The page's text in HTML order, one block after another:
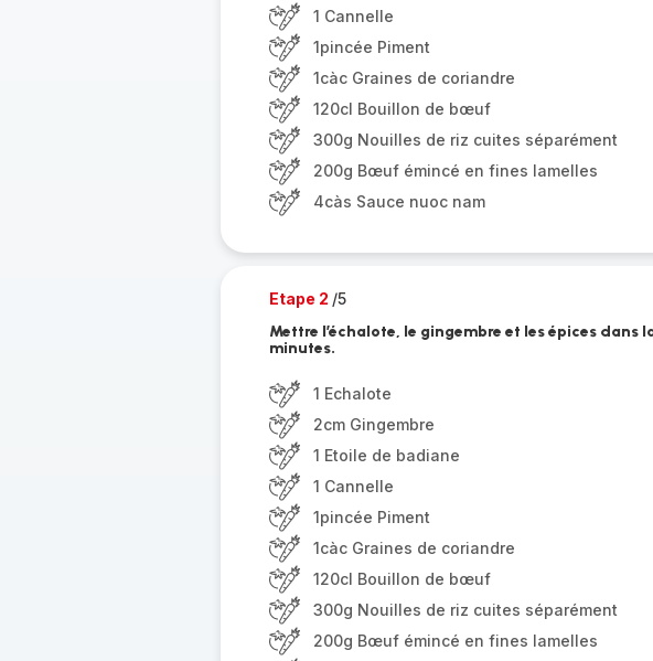
1 Cannelle
1pincée Piment
1càc Graines de coriandre
120cl Bouillon de bœuf
300g Nouilles de riz cuites séparément
200g Bœuf émincé en fines lamelles
4càs Sauce nuoc nam
Etape 2 /5
Mettre l’échalote, le gingembre et les épices dans
minutes.
1 Echalote
2cm Gingembre
1 Etoile de badiane
1 Cannelle
1pincée Piment
1càc Graines de coriandre
120cl Bouillon de bœuf
300g Nouilles de riz cuites séparément
200g Bœuf émincé en fines lamelles